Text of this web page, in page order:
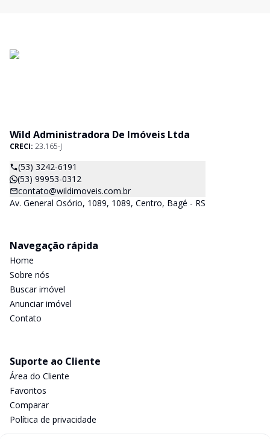
Wild Administradora De Imóveis Ltda
CRECI: 23.165-J
(53) 3242-6191
(53) 99953-0312
contato@wildimoveis.com.br
Av. General Osório, 1089, 1089, Centro, Bagé - RS
Navegação rápida
Home
Sobre nós
Buscar imóvel
Anunciar imóvel
Contato
Suporte ao Cliente
Área do Cliente
Favoritos
Comparar
Política de privacidade